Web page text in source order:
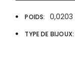
POIDS 0,0203
TYPE DE BIJOUX